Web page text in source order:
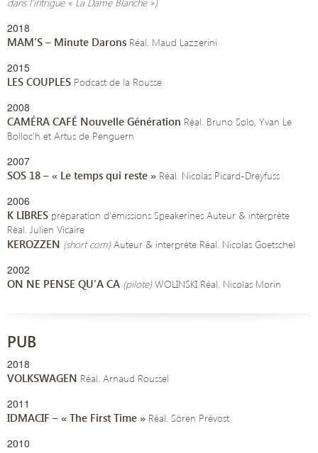
2018
MAM’S – Minute Darons Réal. Maud Lazzerini
2015
LES COUPLES Podcast de la Rousse
2008
CAMÉRA CAFÉ Nouvelle Génération Réal. Bruno Solo, Yvan Le
Bolloc’h et Artus de Penguern
2007
SOS 18 – « Le temps qui reste » Réal. Nicolas Picard-Dreyfuss
2006
K LIBRES préparation d’émissions Speakerines Auteur & interprète
Réal. Julien Vicaire
KEROZZEN (short com)Auteur & interprète Réal. Nicolas Goetschel
2002
ON NE PENSE QU’A CA (pilote)WOLINSKI Réal. Nicolas Morin
PUB
2018
VOLKSWAGEN Réal. Arnaud Roussel
2011
IDMACIF – « The First Time » Réal. Sören Prévost
2010